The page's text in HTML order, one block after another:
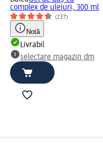
complex de uleiuri, 300 ml
(237)
Notă
Livrabil
selectare magazin dm